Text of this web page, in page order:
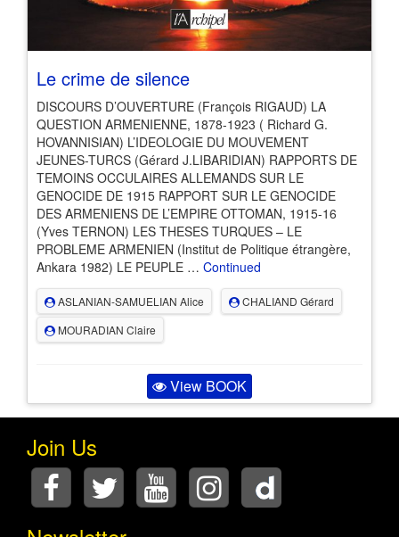
Le crime de silence
DISCOURS D’OUVERTURE (François RIGAUD) LA
QUESTION ARMENIENNE, 1878-1923 ( Richard G.
HOVANNISIAN) L’IDEOLOGIE DU MOUVEMENT
JEUNES-TURCS (Gérard J.LIBARIDIAN) RAPPORTS DE
TEMOINS OCCULAIRES ALLEMANDS SUR LE
GENOCIDE DE 1915 RAPPORT SUR LE GENOCIDE
DES ARMENIENS DE L’EMPIRE OTTOMAN, 1915-16
(Yves TERNON) LES THESES TURQUES – LE
PROBLEME ARMENIEN (Institut de Politique étrangère,
Ankara 1982) LE PEUPLE … Continued
ASLANIAN-SAMUELIAN Alice
CHALIAND Gérard
MOURADIAN Claire
View BOOK
Join Us